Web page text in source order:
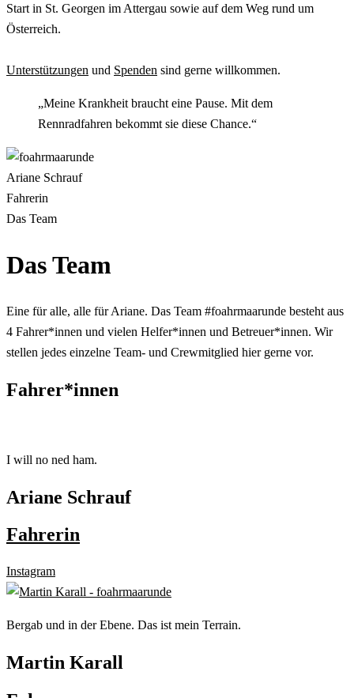
Start in St. Georgen im Attergau sowie auf dem Weg rund um
Österreich.
Unterstützungen und Spenden sind gerne willkommen.
„Meine Krankheit braucht eine Pause. Mit dem
Rennradfahren bekommt sie diese Chance.“
Ariane Schrauf
Fahrerin
Das Team
Das Team
Eine für alle, alle für Ariane. Das Team #foahrmaarunde besteht aus
4 Fahrer*innen und vielen Helfer*innen und Betreuer*innen. Wir
stellen jedes einzelne Team- und Crewmitglied hier gerne vor.
Fahrer*innen
I will no ned ham.
Ariane Schrauf
Fahrerin
Instagram
Bergab und in der Ebene. Das ist mein Terrain.
Martin Karall